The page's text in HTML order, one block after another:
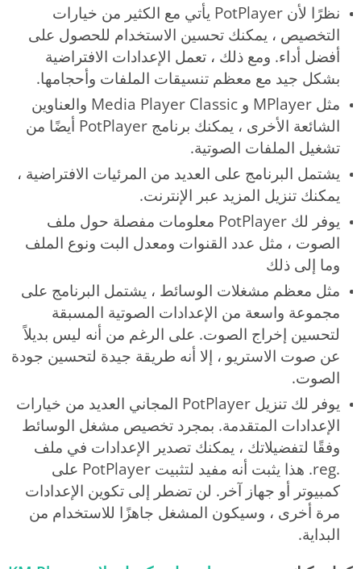
نظرًا لأن PotPlayer يأتي مع الكثير من خيارات
التخصيص ، يمكنك تحسين الاستخدام للحصول على
أفضل أداء. ومع ذلك ، تعمل الإعدادات الافتراضية
بشكل جيد مع معظم تنسيقات الملفات وأحجامها.
مثل MPlayer و Media Player Classic والعناوين
الشائعة الأخرى ، يمكنك برنامج PotPlayer أيضًا من
تشغيل الملفات الصوتية.
يشتمل البرنامج على العديد من المرئيات الافتراضية ،
يمكنك تنزيل المزيد عبر الإنترنت.
يوفر لك PotPlayer معلومات مفصلة حول ملف
الصوت ، مثل عدد القنوات ومعدل البت ونوع الملف
وما إلى ذلك
مثل معظم مشغلات الوسائط ، يشتمل البرنامج على
مجموعة واسعة من الإعدادات الصوتية المسبقة
لتحسين إخراج الصوت. على الرغم من أنه ليس بديلاً
عن صوت الاستريو ، إلا أنه طريقة جيدة لتحسين جودة
الصوت.
يوفر لك تنزيل PotPlayer المجاني العديد من خيارات
الإعدادات المتقدمة. بمجرد تخصيص مشغل الوسائط
وفقًا لتفضيلاتك ، يمكنك تصدير الإعدادات في ملف
.reg. هذا يثبت أنه مفيد لتثبيت PotPlayer على
كمبيوتر أو جهاز آخر. لن تضطر إلى تكوين الإعدادات
مرة أخرى ، وسيكون المشغل جاهزًا للاستخدام من
البداية.